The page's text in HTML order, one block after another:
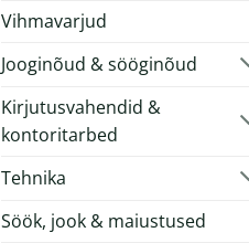
Vihmavarjud
Jooginõud & sööginõud
Kirjutusvahendid &
kontoritarbed
Tehnika
Söök, jook & maiustused